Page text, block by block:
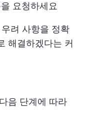
요청하세요
려 사항을 정확
해결하겠다는 커
음 단계에 따라